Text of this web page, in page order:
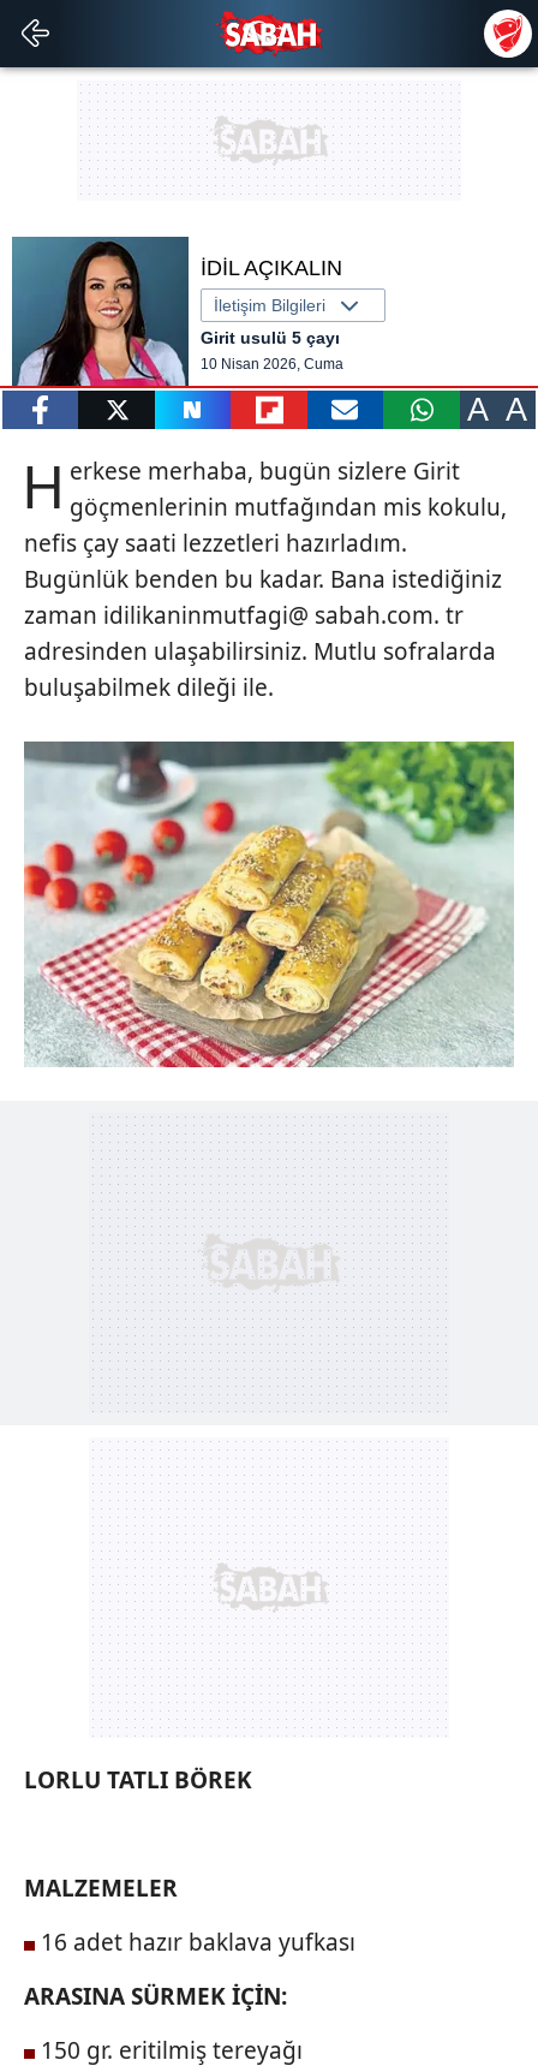
İDİL AÇIKALIN
İletişim Bilgileri
Girit usulü 5 çayı
10 Nisan 2026, Cuma
A A
H erkese merhaba, bugün sizlere Girit
göçmenlerinin mutfağından mis kokulu,
nefis çay saati lezzetleri hazırladım.
Bugünlük benden bu kadar. Bana istediğiniz
zaman idilikaninmutfagi@ sabah.com. tr
adresinden ulaşabilirsiniz. Mutlu sofralarda
buluşabilmek dileği ile.
LORLU TATLI BÖREK
MALZEMELER
16 adet hazır baklava yufkası
ARASINA SÜRMEK İÇİN:
150 gr. eritilmiş tereyağı